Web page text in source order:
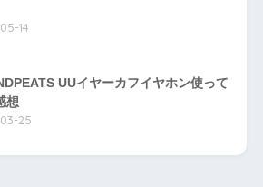
14
UUイヤーカフイヤホン使って
想
25